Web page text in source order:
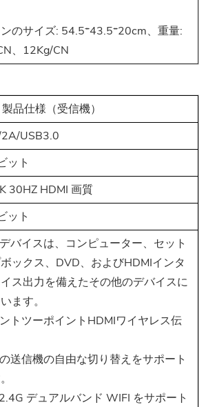
のサイズ: 54.5*43.5*20cm、重量:
、12Kg/CN
製品仕様（受信機）
USB3.0
ット
30HZ HDMI 画質
ット
バイスは、コンピューター、セット
ボックス、DVD、およびHDMIインタ
ス出力を備えたその他のデバイスに
ます。
トツーポイントHDMIワイヤレス伝
送信機の自由な切り替えをサポート
デュアルバンド WIFI をサポート